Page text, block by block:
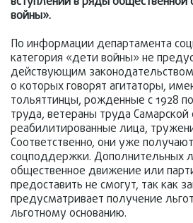
войны».
По информации департамента
категория «дети войны» не
действующим
о которых говорят агитаторы,
тольяттинцы, рожденные с 1928
труда, ветераны труда
реабилитированные лица,
Соответственно, они уже
соцподдержки. Дополнительных
общественное движение или
предоставить не смогут, так как
предусматривает получение
льготному основанию.